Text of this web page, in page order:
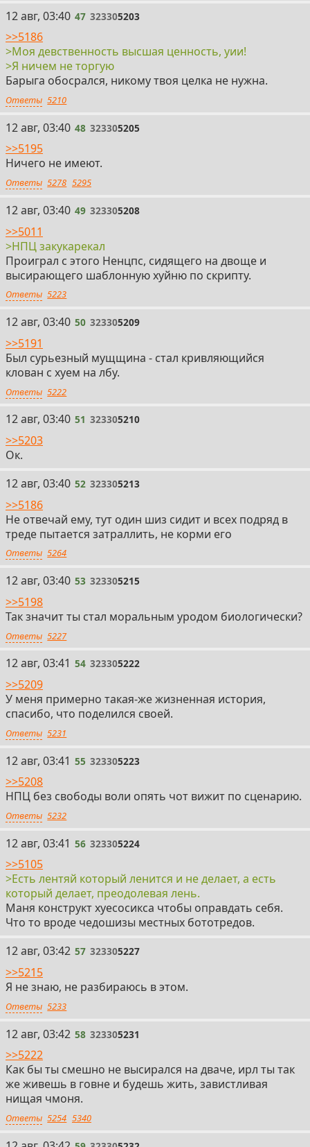
47
12 авг, 03:40 47 323305203
>>5186
>Моя девственность высшая ценность, уии!
>Я ничем не торгую
Барыга обосрался, никому твоя целка не нужна.
Ответы 5210
48
12 авг, 03:40 48 323305205
>>5195
Ничего не имеют.
Ответы 5278 5295
49
12 авг, 03:40 49 323305208
>>5011
>НПЦ закукарекал
Проиграл с этого Ненцпс, сидящего на двоще и
высирающего шаблонную хуйню по скрипту.
Ответы 5223
50
12 авг, 03:40 50 323305209
>>5191
Был сурьезный мущщина - стал кривляющийся
клован с хуем на лбу.
Ответы 5222
51
12 авг, 03:40 51 323305210
>>5203
Ок.
52
12 авг, 03:40 52 323305213
>>5186
Не отвечай ему, тут один шиз сидит и всех подряд в
треде пытается затраллить, не корми его
Ответы 5264
53
12 авг, 03:40 53 323305215
>>5198
Так значит ты стал моральным уродом биологически?
Ответы 5227
54
12 авг, 03:41 54 323305222
>>5209
У меня примерно такая-же жизненная история,
спасибо, что поделился своей.
Ответы 5231
55
12 авг, 03:41 55 323305223
>>5208
НПЦ без свободы воли опять чот вижит по сценарию.
Ответы 5232
56
12 авг, 03:41 56 323305224
>>5105
>Есть лентяй который ленится и не делает, а есть
который делает, преодолевая лень.
Маня конструкт хуесосикса чтобы оправдать себя.
Что то вроде чедошизы местных бототредов.
57
12 авг, 03:42 57 323305227
>>5215
Я не знаю, не разбираюсь в этом.
Ответы 5233
58
12 авг, 03:42 58 323305231
>>5222
Как бы ты смешно не высирался на дваче, ирл ты так
же живешь в говне и будешь жить, завистливая
нищая чмоня.
Ответы 5254 5340